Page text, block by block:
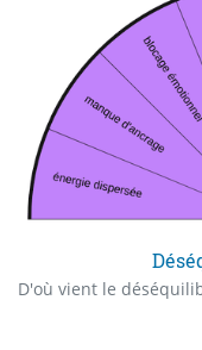
D'où vient le